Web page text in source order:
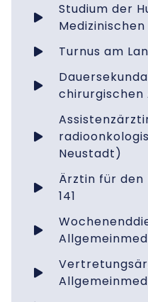
Studium der
Turnus am
chirurgischen
Neustadt)
Ärztin für
141